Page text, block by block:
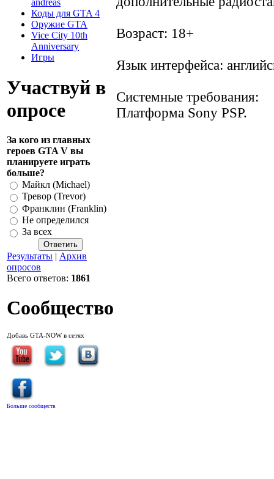
andreas
Коды для GTA 4
Оружие GTA
Vice City 10th
Anniversary
Игры
Участвуй в
опросе
За кого из главных
героев GTA V вы
планируете играть
больше?
Майкл (Michael)
Тревор (Trevor)
Франклин (Franklin)
Не определился
За всех
Результаты | Архив
опросов
Всего ответов: 1861
Сообщество
Добавь GTA-NOW в сетях
Больше сообществ
Возраст: 18+
Язык интерфейса:
Системные требования:
Платформа Sony PSP.